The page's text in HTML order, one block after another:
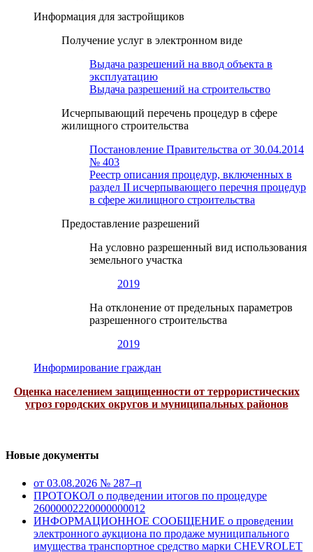
Информация для застройщиков
Получение услуг в электронном виде
Выдача разрешений на ввод объекта в
эксплуатацию
Выдача разрешений на строительство
Исчерпывающий перечень процедур в сфере
жилищного строительства
Постановление Правительства от 30.04.2014
№ 403
Реестр описания процедур, включенных в
раздел II исчерпывающего перечня процедур
в сфере жилищного строительства
Предоставление разрешений
На условно разрешенный вид использования
земельного участка
2019
На отклонение от предельных параметров
разрешенного строительства
2019
Информирование граждан
Оценка населением защищенности от террористических
угроз городских округов и муниципальных районов
Новые документы
от 03.08.2026 № 287–п
ПРОТОКОЛ о подведении итогов по процедуре
26000002220000000012
ИНФОРМАЦИОННОЕ СООБЩЕНИЕ о проведении
электронного аукциона по продаже муниципального
имущества транспортное средство марки CHEVROLET